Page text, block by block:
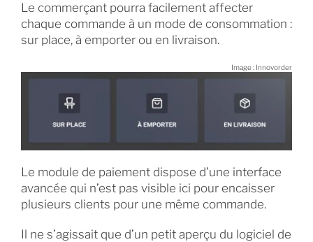
Le commerçant pourra facilement affecter
chaque commande à un mode de consommation :
sur place, à emporter ou en livraison.
Image : Innovorder
Le module de paiement dispose d’une interface
avancée qui n’est pas visible ici pour encaisser
plusieurs clients pour une même commande.
Il ne s’agissait que d’un petit aperçu du logiciel de